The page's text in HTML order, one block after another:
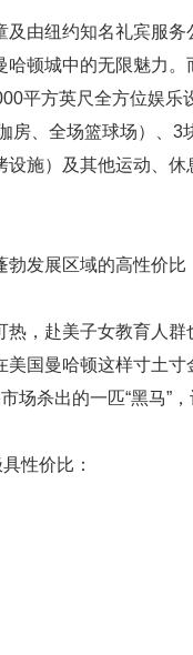
由纽约知名礼宾服务
哈顿城中的无限魅力
平方英尺全方位娱乐
房、全场篮球场）、3
施）及其他运动、
发展区域的高性价比
，赴美子女教育人群
国曼哈顿这样寸土
场杀出的一匹“黑马”，
性价比：